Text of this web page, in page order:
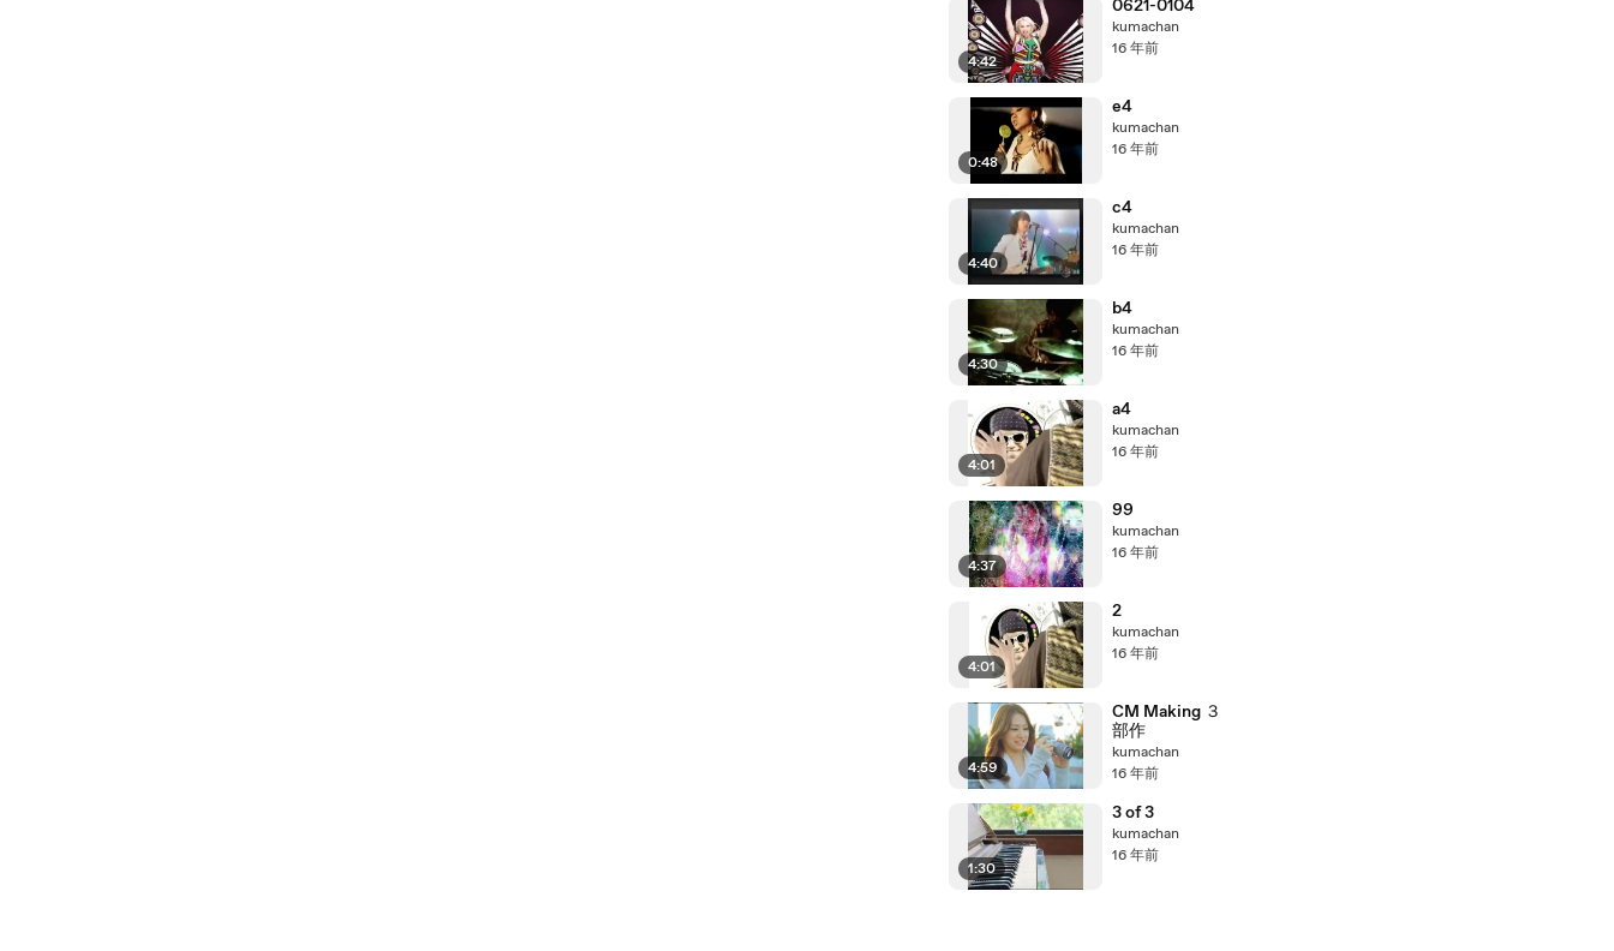
4:42
0621-0104
kumachan
16 年前
0:48
e4
kumachan
16 年前
4:40
c4
kumachan
16 年前
4:30
b4
kumachan
16 年前
4:01
a4
kumachan
16 年前
4:37
99
kumachan
16 年前
4:01
2
kumachan
16 年前
4:59
CM Making ３
部作
kumachan
16 年前
1:30
3 of 3
kumachan
16 年前